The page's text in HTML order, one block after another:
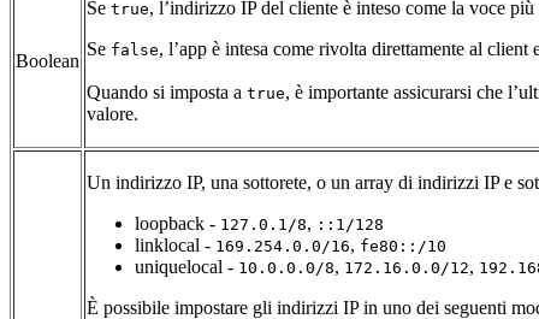
Boolean
Se true, l’indirizzo IP del cliente è inteso come la voce
Se false, l’app è intesa come rivolta direttamente al
Quando si imposta a true, è importante assicurarsi che
valore.
Un indirizzo IP, una sottorete, o un array di indirizzi IP e
loopback - 127.0.1/8, ::1/128
linklocal - 169.254.0.0/16, fe80::/10
uniquelocal - 10.0.0.0/8, 172.16.0.0/12,
È possibile impostare gli indirizzi IP in uno dei seguenti